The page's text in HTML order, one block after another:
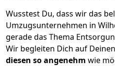
Wusstest Du, dass wir das
Umzugsunternehmen in
gerade das Thema
Wir begleiten Dich auf
diesen so angenehm wie